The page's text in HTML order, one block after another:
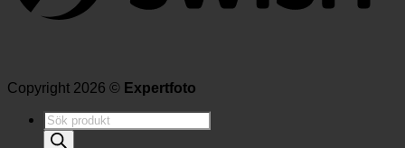
Copyright 2026 © Expertfoto
Produktsökning